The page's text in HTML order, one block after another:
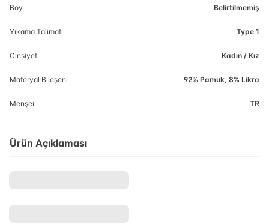
Boy Belirtilmemiş
Yıkama Talimatı Type 1
Cinsiyet Kadın / Kız
Materyal Bileşeni 92% Pamuk, 8% Likra
Menşei TR
Ürün Açıklaması